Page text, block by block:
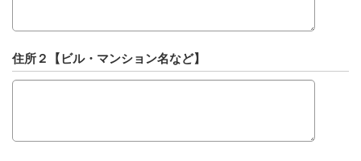
住所２【ビル・マンション名など】